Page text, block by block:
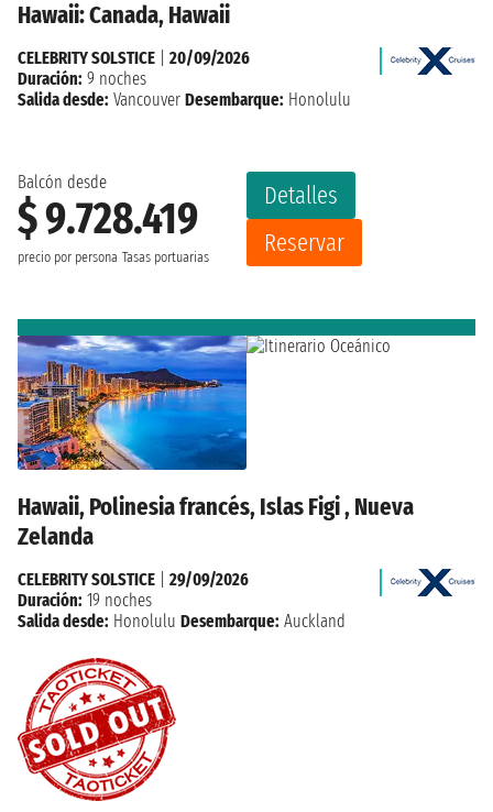
Hawaii: Canada, Hawaii
Balcón desde
$ 9.728.419
precio por persona Tasas portuarias
Detalles
Reservar
CELEBRITY SOLSTICE
20/09/2026
Duración: 9 noches
Salida desde: Vancouver Desembarque: Honolulu
Hawaii, Polinesia francés, Islas Figi , Nueva
Zelanda
CELEBRITY SOLSTICE
29/09/2026
Duración: 19 noches
Salida desde: Honolulu Desembarque: Auckland